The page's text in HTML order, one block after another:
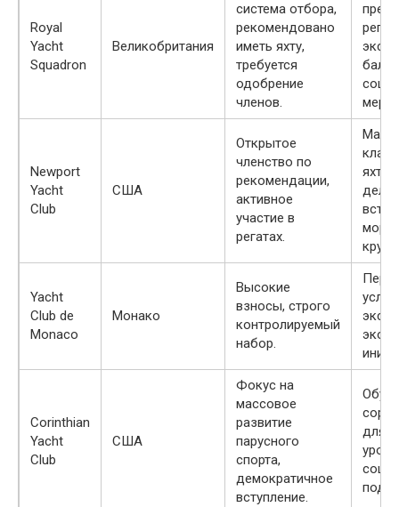
Royal
Yacht
Squadron
Великобритания
система отбора,
рекомендовано
иметь яхту,
требуется
одобрение
членов.
балы
Newport
Yacht
Club
США
Открытое
членство по
рекомендации,
активное
участие в
регатах.
Yacht
Club de
Monaco
Монако
Высокие
взносы, строго
контролируемый
набор.
Corinthian
Yacht
Club
США
Фокус на
массовое
развитие
парусного
спорта,
демократичное
вступление.
для